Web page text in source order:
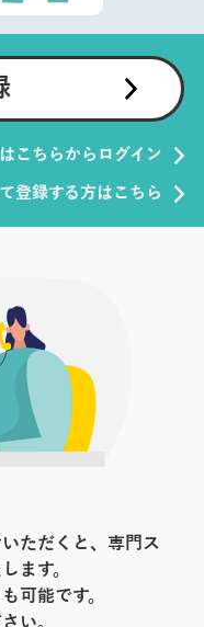
こちらからログイン
登録する方はこちら
ただくと、専門ス
ます。
可能です。
い。